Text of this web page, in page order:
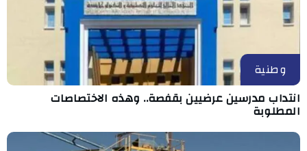
وطنية
انتداب مدرسين عرضيين بقفصة.. وهذه الاختصاصات
المطلوبة